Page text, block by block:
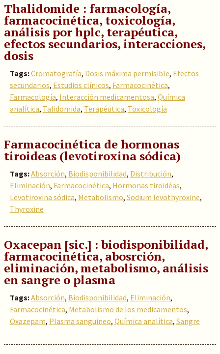
Thalidomide : farmacología,
farmacocinética, toxicología,
análisis por hplc, terapéutica,
efectos secundarios, interacciones,
dosis
Tags:Cromatografía, Dosis máxima permisible, Efectos
secundarios, Estudios clínicos, Farmacocinética,
Farmacología, Interacción medicamentosa, Química
analítica, Talidomida, Terapéutica, Toxicología
Farmacocinética de hormonas
tiroideas (levotiroxina sódica)
Tags:Absorción, Biodisponibilidad, Distribución,
Eliminación, Farmacocinética, Hormonas tiroidéas,
Levotiroxina sódica, Metabolismo, Sodium levothyroxine,
Thyroxine
Oxacepan [sic.] : biodisponibilidad,
farmacocinética, abosrción,
eliminación, metabolismo, análisis
en sangre o plasma
Tags:Absorción, Biodisponibilidad, Eliminación,
Farmacocinética, Metabolismo de los medicamentos,
Oxazepam, Plasma sanguineo, Química analítica, Sangre